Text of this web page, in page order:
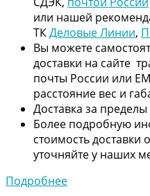
или нашей
ТКДеловые Линии,
Вы можете
доставки на сайте
почты России или
расстояние вес и
Доставка за
Более подробную
стоимость доставки
уточняйте у наших
Подробнее